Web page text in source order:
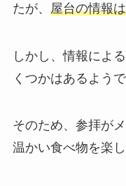
たが、 屋台の情報
しかし、情報によ
くつかはあるようで
そのため、参拝が
温かい食べ物を楽